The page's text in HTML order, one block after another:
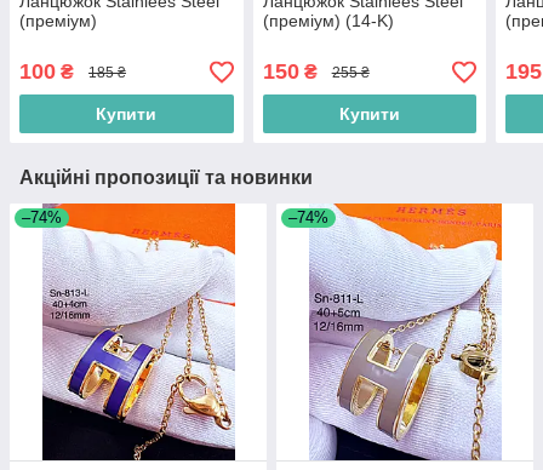
(преміум)
100 ₴ 185 ₴
Купити
(преміум) (14-K)
150₴ 255 ₴
Купити
195
Акційні пропозиції та новинки
–74% –74%